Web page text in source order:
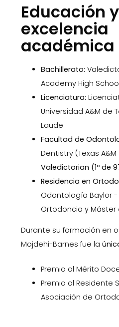
Educación y
excelencia
académica
Bachillerato:
Academy High
Licenciatura:
Universidad A&M de
Laude
Facultad de
Dentistry (Texas
Valedictorian (1º de
Residencia en
Odontología Baylor
Ortodoncia y Máster
Durante su formación en
Mojdehi-Barnes fue la
Premio al Mérito
Premio al Residente
Asociación de